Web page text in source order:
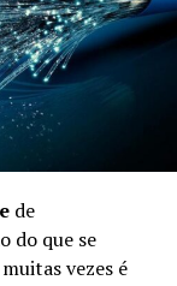
no
criptomoedas
trocá-las, você
brasileiras
na venda ou
e podem
de
do que se
vezes é